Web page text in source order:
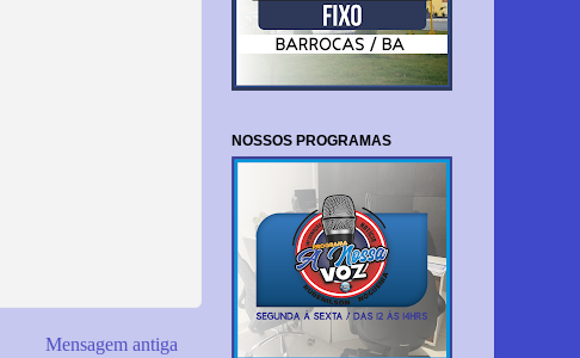
Mensagem antiga
NOSSOS PROGRAMAS